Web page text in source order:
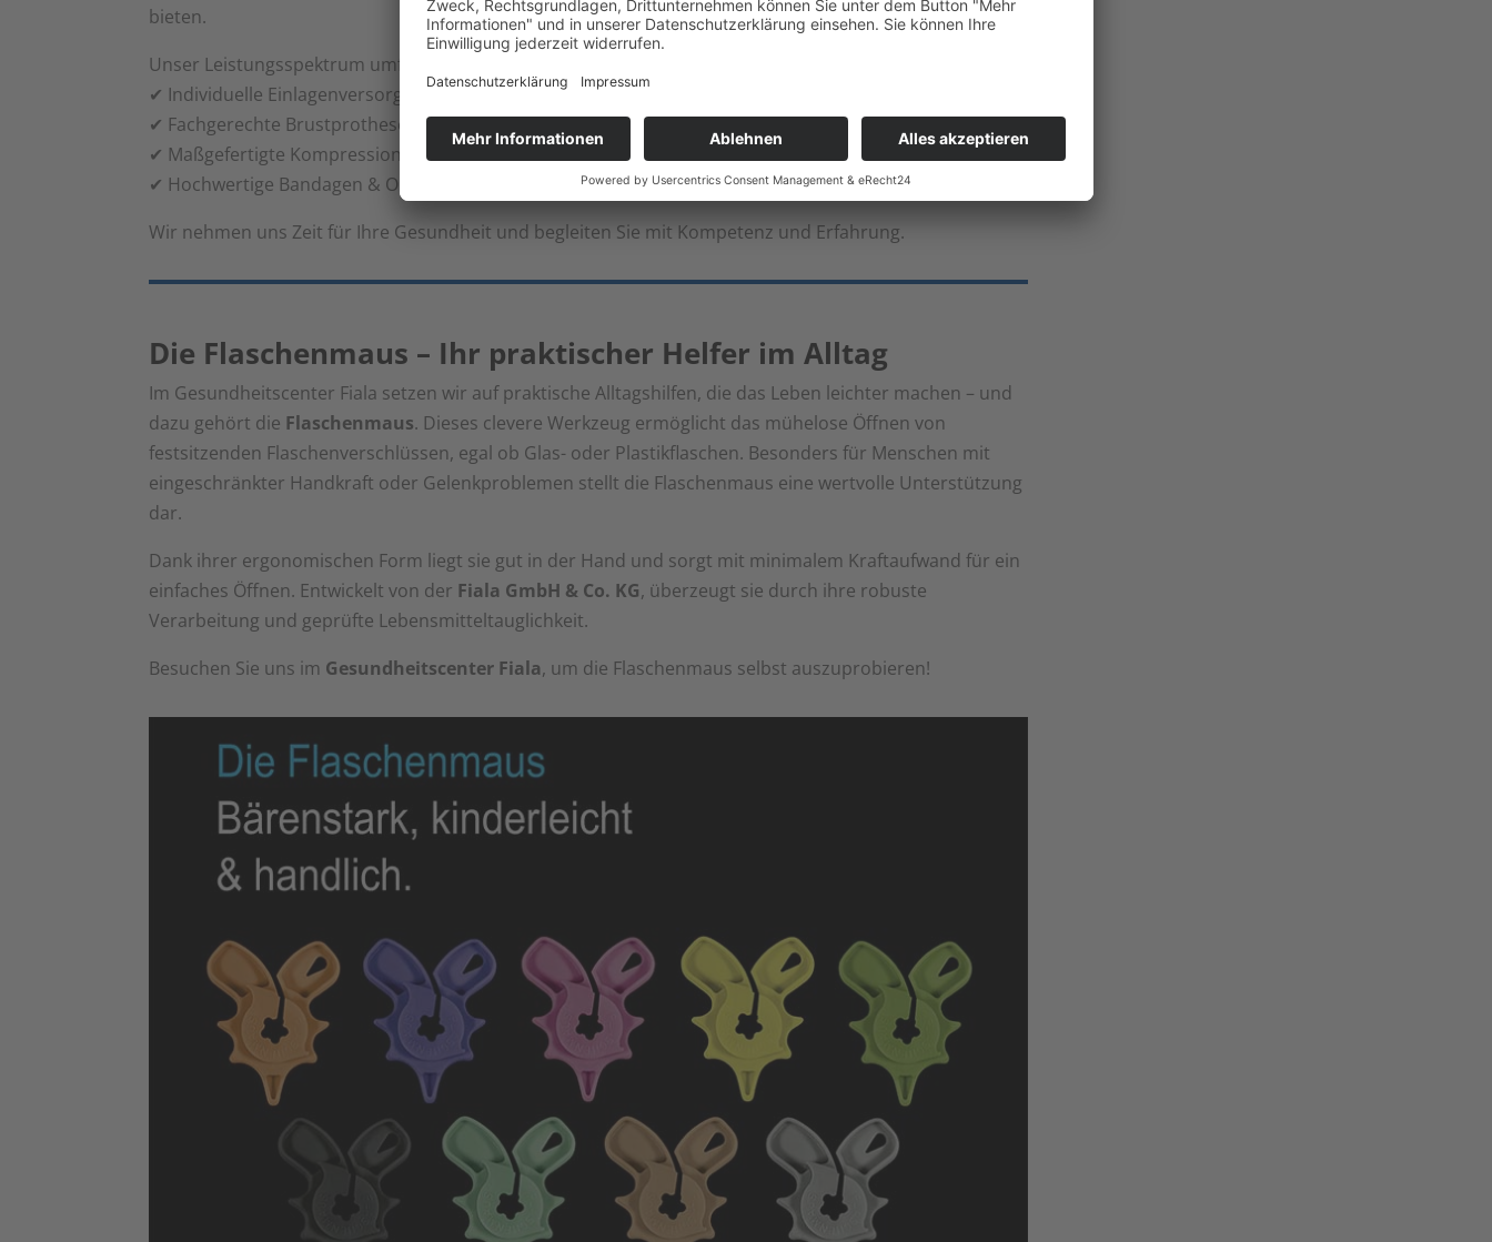
bieten.
Unser Leistungsspektrum umfasst:
✔ Individuelle Einlagenversorgung
✔ Fachgerechte Brustprothesen-Beratung
✔ Maßgefertigte Kompressionsstrümpfe und Lymphversorgung
✔ Hochwertige Bandagen & Orthesen
Wir nehmen uns Zeit für Ihre Gesundheit und begleiten Sie mit Kompetenz und Erfahrung.
Die Flaschenmaus – Ihr praktischer Helfer im Alltag
Im Gesundheitscenter Fiala setzen wir auf praktische Alltagshilfen, die das Leben leichter machen – und
dazu gehört die Flaschenmaus. Dieses clevere Werkzeug ermöglicht das mühelose Öffnen von
festsitzenden Flaschenverschlüssen, egal ob Glas- oder Plastikflaschen. Besonders für Menschen mit
eingeschränkter Handkraft oder Gelenkproblemen stellt die Flaschenmaus eine wertvolle Unterstützung
dar.
Dank ihrer ergonomischen Form liegt sie gut in der Hand und sorgt mit minimalem Kraftaufwand für ein
einfaches Öffnen. Entwickelt von der Fiala GmbH & Co. KG, überzeugt sie durch ihre robuste
Verarbeitung und geprüfte Lebensmitteltauglichkeit.
Besuchen Sie uns im Gesundheitscenter Fiala, um die Flaschenmaus selbst auszuprobieren!